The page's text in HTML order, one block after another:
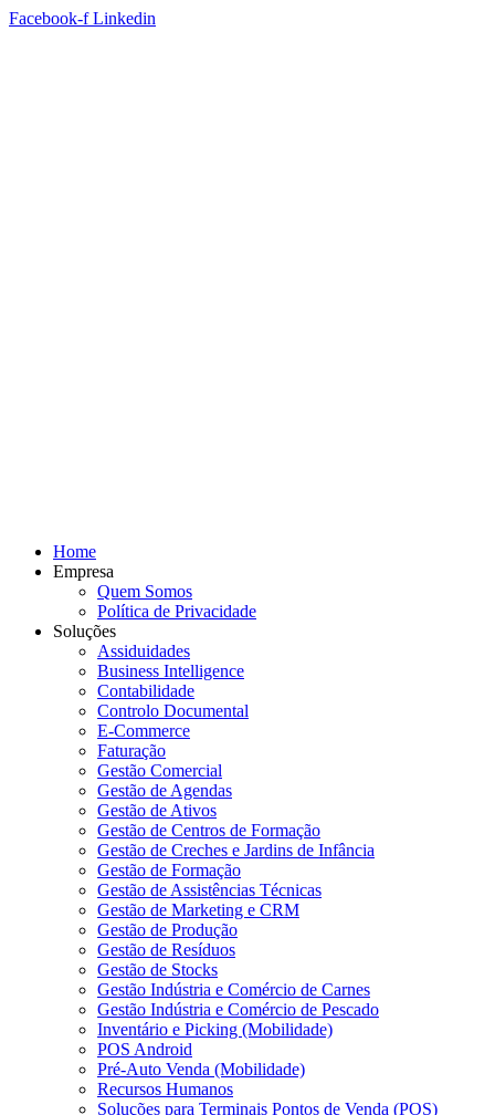
Facebook-f Linkedin
Home
Empresa
Quem Somos
Política de Privacidade
Soluções
Assiduidades
Business Intelligence
Contabilidade
Controlo Documental
E-Commerce
Faturação
Gestão Comercial
Gestão de Agendas
Gestão de Ativos
Gestão de Centros de Formação
Gestão de Creches e Jardins de Infância
Gestão de Formação
Gestão de Assistências Técnicas
Gestão de Marketing e CRM
Gestão de Produção
Gestão de Resíduos
Gestão de Stocks
Gestão Indústria e Comércio de Carnes
Gestão Indústria e Comércio de Pescado
Inventário e Picking (Mobilidade)
POS Android
Pré-Auto Venda (Mobilidade)
Recursos Humanos
Soluções para Terminais Pontos de Venda (POS)